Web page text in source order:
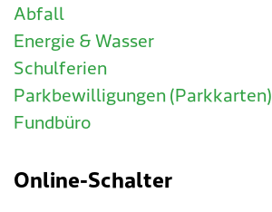
Abfall
Energie & Wasser
Schulferien
Parkbewilligungen (Parkkarten)
Fundbüro
Online-Schalter